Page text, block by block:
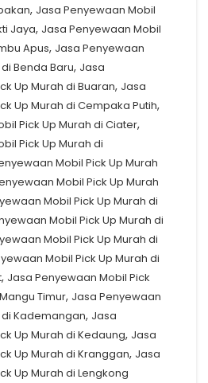
, Jasa Penyewaan Mobil
Jaya, Jasa Penyewaan Mobil
Apus, Jasa Penyewaan
Benda Baru, Jasa
Up Murah di Buaran, Jasa
Up Murah di Cempaka Putih,
Pick Up Murah di Ciater,
Pick Up Murah di
Mobil Pick Up Murah
Mobil Pick Up Murah
Mobil Pick Up Murah di
Mobil Pick Up Murah di
Mobil Pick Up Murah di
Mobil Pick Up Murah di
, Jasa Penyewaan Mobil Pick
Timur, Jasa Penyewaan
di Kademangan, Jasa
Up Murah di Kedaung, Jasa
Up Murah di Kranggan, Jasa
Up Murah di Lengkong